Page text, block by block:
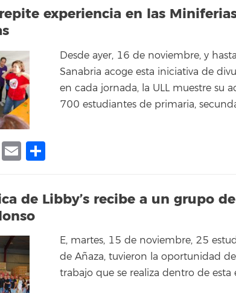
repite experiencia en las
Desde ayer, 16 de noviembre, y
Sanabria acoge esta iniciativa de
en cada jornada, la ULL muestre su
700 estudiantes de primaria,
Mastodon
Email
de Libby’s recibe a un grupo
E, martes, 15 de noviembre, 25
de Añaza, tuvieron la oportunidad
trabajo que se realiza dentro de